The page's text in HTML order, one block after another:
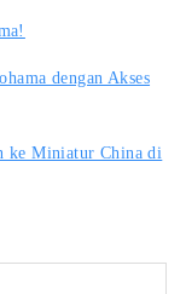
dengan Akses
ke Miniatur China di